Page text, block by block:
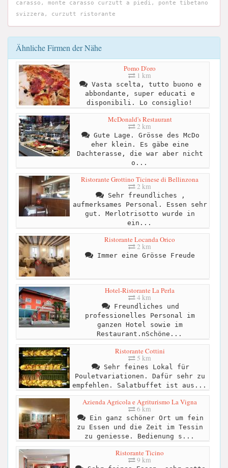
carasso, monte carasso curzutt a piedi, ponte tibetano
svizzera, curzutt ristorante
Ähnliche Firmen der Nähe
Pomo D'oro
1 km
Vasta scelta, tutto buono e
abbondante, super educati e
disponibili. Lo consiglio!
McDonald's Restaurant
2 km
Gute Lage. Grösse des McDo
eher klein. Es gäbe eine
Dachterasse, die war aber nicht
o...
Ristorante Grottino Ticinese di Bellinzona
2 km
Sehr freundliches ,
aufmerksames Personal. Essen sehr
gut. Merlotrisotto wurde in
ein...
Ristorante Locanda Orico
2 km
Immer eine Grösse Freude
Hotel-Ristorante La Perla
4 km
Freundliches und
professionelles Personal im
ganzen Hotel sowie im
Restaurant.nSchöne...
Ristorante Cottini
5 km
Sehr feines Lokal für
Pouletvariationen. Dafür sehr zu
empfehlen. Salatbuffet ist aus...
Azienda Agricola e Agriturismo La Vigna
6 km
Ein ganz schöner Ort um fein
zu Essen und die Zeit im Tessin
zu geniesse. Bedienung s...
Ristorante Ticino
9 km